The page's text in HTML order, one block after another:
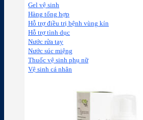
Gel vệ sinh
Hàng tổng hợp
Hỗ trợ điều trị bệnh vùng kín
Hỗ trợ tình dục
Nước rửa tay
Nước súc miệng
Thuốc vệ sinh phụ nữ
Vệ sinh cá nhân